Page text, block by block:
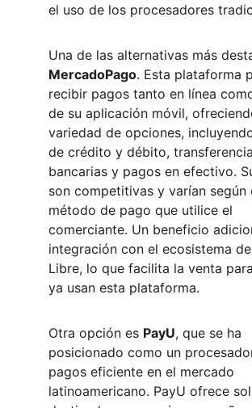
el uso de los procesadores
Una de las alternativas más
MercadoPago. Esta plataforma
recibir pagos tanto en línea
de su aplicación móvil,
variedad de opciones,
de crédito y débito,
bancarias y pagos en efectivo.
son competitivas y varían según
método de pago que utilice el
comerciante. Un beneficio
integración con el ecosistema
Libre, lo que facilita la venta
ya usan esta plataforma.
Otra opción es PayU, que se ha
posicionado como un
pagos eficiente en el mercado
latinoamericano. PayU ofrece